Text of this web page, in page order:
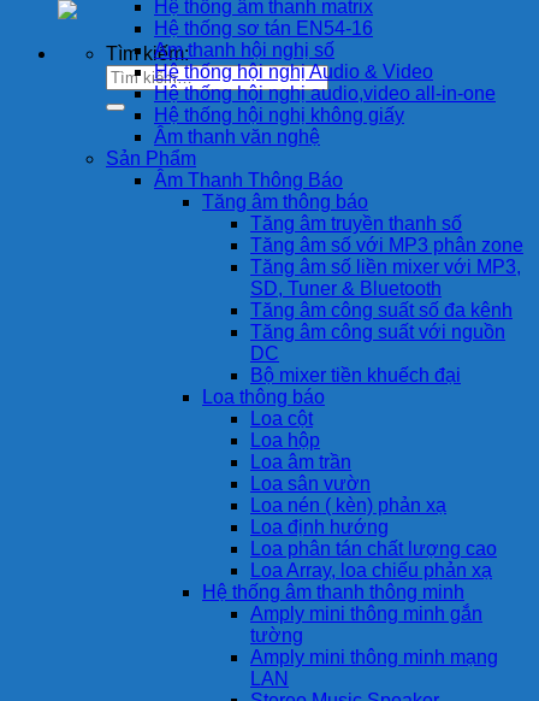
Tìm kiếm:
Hệ thống âm thanh matrix
Hệ thống sơ tán EN54-16
Am thanh hội nghị số
Hệ thống hội nghị Audio & Video
Hệ thống hội nghị audio,video all-in-one
Hệ thống hội nghị không giấy
Âm thanh văn nghệ
Sản Phẩm
Âm Thanh Thông Báo
Tăng âm thông báo
Tăng âm truyền thanh số
Tăng âm số với MP3 phân zone
Tăng âm số liền mixer với MP3,
SD, Tuner & Bluetooth
Tăng âm công suất số đa kênh
Tăng âm công suất với nguồn
DC
Bộ mixer tiền khuếch đại
Loa thông báo
Loa cột
Loa hộp
Loa âm trần
Loa sân vườn
Loa nén ( kèn) phản xạ
Loa định hướng
Loa phân tán chất lượng cao
Loa Array, loa chiếu phản xạ
Hệ thống âm thanh thông minh
Amply mini thông minh gắn
tường
Amply mini thông minh mạng
LAN